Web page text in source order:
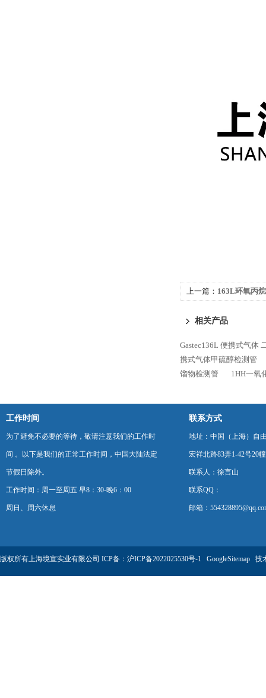
上一篇： 163L环氧丙
相关产品
Gastec136L 便携式气体
携式气体甲硫醇检测管
馏物检测管
1HH一氧
工作时间
为了避免不必要的等待，敬请注意我们的工作时
间 。以下是我们的正常工作时间，中国大陆法定
节假日除外。
工作时间：周一至周五 早8：30-晚6：00
周日、周六休息
联系方式
地址：中国（上海）自
宏祥北路83弄1-42号20
联系人：徐言山
联系QQ：
邮箱：
版权所有上海境宣实业有限公司 ICP备： 沪ICP备2022025530号-1 GoogleSitemap 技